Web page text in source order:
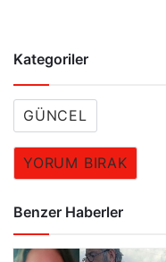
Kategoriler
GÜNCEL
YORUM BIRAK
Benzer Haberler